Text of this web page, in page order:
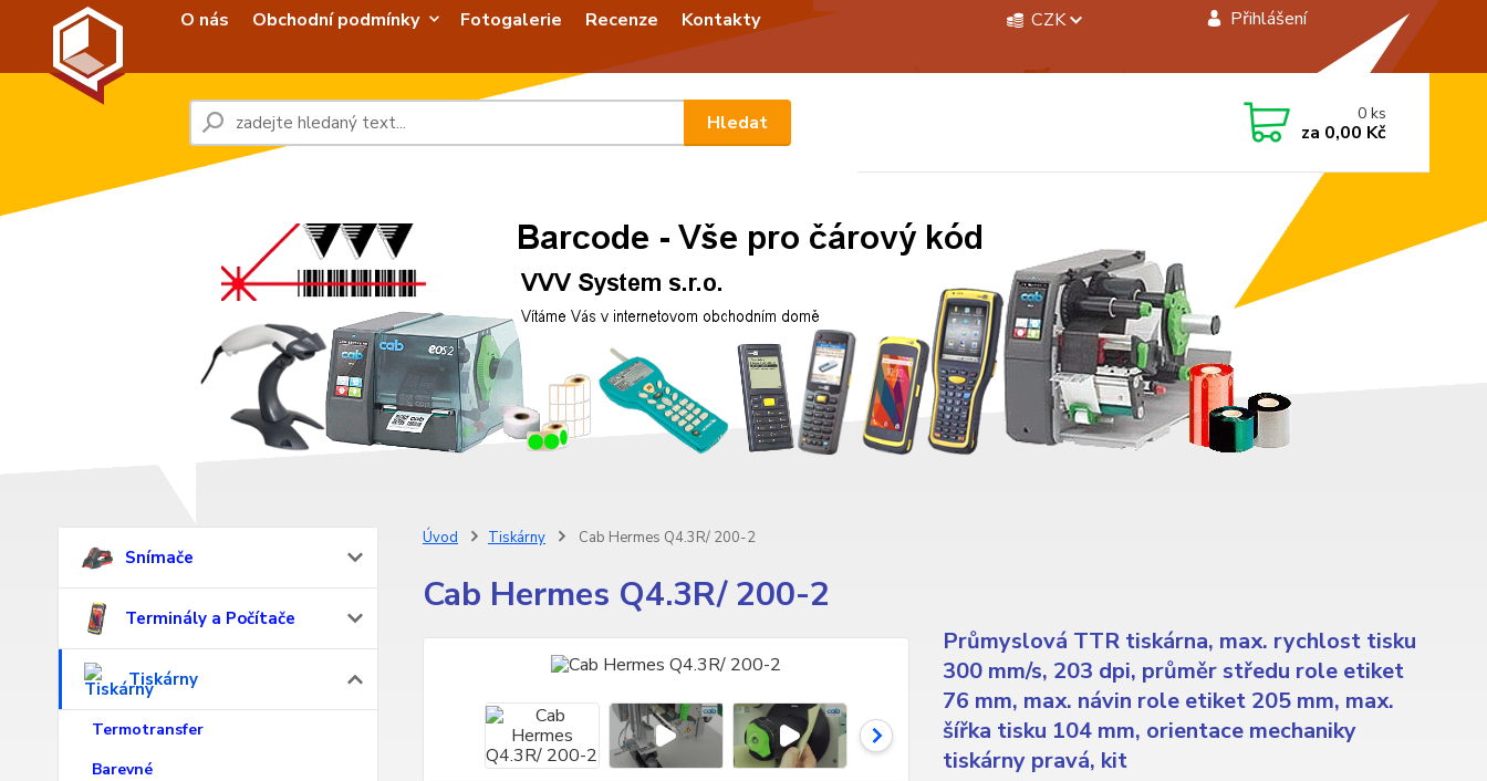
O nás Obchodní podmínky Fotogalerie Recenze Kontakty CZK Přihlášení
Hledat 0ks
za 0,00 Kč
Snímače
Terminály a Počítače
Tiskárny
Termotransfer
Barevné
Úvod Tiskárny Cab Hermes Q4.3R/ 200-2
Cab Hermes Q4.3R/ 200-2
Průmyslová TTR tiskárna, max. rychlost tisku
300 mm/s, 203 dpi, průměr středu role etiket
76 mm, max. návin role etiket 205 mm, max.
šířka tisku 104 mm, orientace mechaniky
tiskárny pravá, kit